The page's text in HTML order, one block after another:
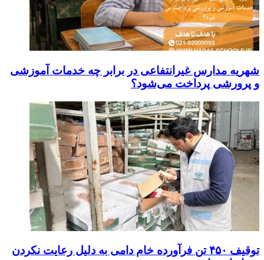
شهریه مدارس غیرانتفاعی در برابر چه خدمات آموزشی
و پرورشی پرداخت می‌شود؟
توقیف ۴۵۰ تن فرآورده خام دامی به دلیل رعایت نکردن